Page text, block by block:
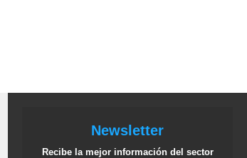
Newsletter
Recibe la mejor información del sector